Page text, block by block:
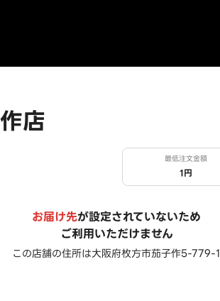
店
最低注文金額
1円
お届け先が設定されていないため
ご利用いただけません
この店舗の住所は大阪府枚方市茄子作5-779-1